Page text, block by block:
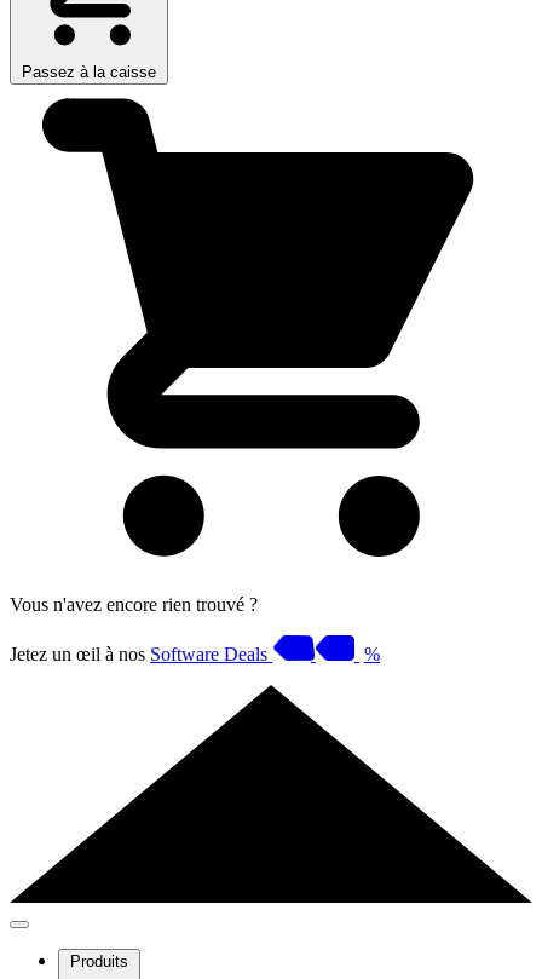
Passez à la caisse
Vous n'avez encore rien trouvé ?
Jetez un œil à nos Software Deals %
Produits